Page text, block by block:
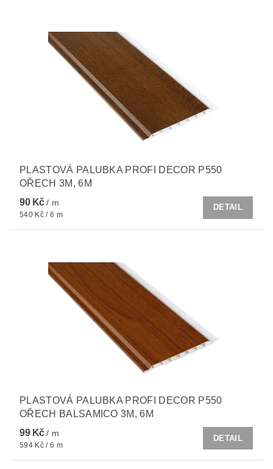
PLASTOVÁ PALUBKA PROFI DECOR P550
OŘECH 3M, 6M
90 Kč/ m
540 Kč / 6 m
DETAIL
PLASTOVÁ PALUBKA PROFI DECOR P550
OŘECH BALSAMICO 3M, 6M
99 Kč/ m
594 Kč / 6 m
DETAIL